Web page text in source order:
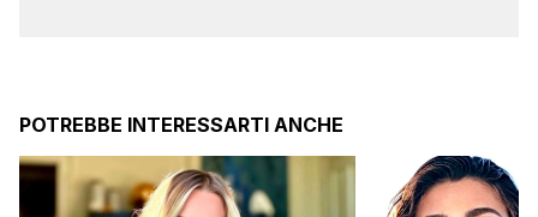
POTREBBE INTERESSARTI ANCHE